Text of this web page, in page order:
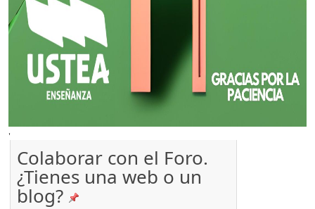
'
Colaborar con el Foro.
¿Tienes una web o un
blog?